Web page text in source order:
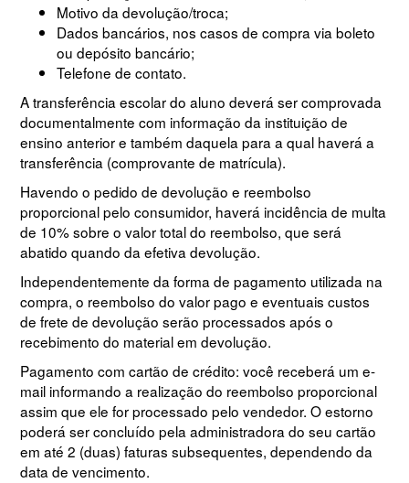
Motivo da devolução/troca;
Dados bancários, nos casos de compra via boleto
ou depósito bancário;
Telefone de contato.
A transferência escolar do aluno deverá ser comprovada
documentalmente com informação da instituição de
ensino anterior e também daquela para a qual haverá a
transferência (comprovante de matrícula).
Havendo o pedido de devolução e reembolso
proporcional pelo consumidor, haverá incidência de multa
de 10% sobre o valor total do reembolso, que será
abatido quando da efetiva devolução.
Independentemente da forma de pagamento utilizada na
compra, o reembolso do valor pago e eventuais custos
de frete de devolução serão processados após o
recebimento do material em devolução.
Pagamento com cartão de crédito: você receberá um e-
mail informando a realização do reembolso proporcional
assim que ele for processado pelo vendedor. O estorno
poderá ser concluído pela administradora do seu cartão
em até 2 (duas) faturas subsequentes, dependendo da
data de vencimento.